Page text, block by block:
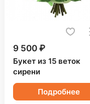
9 500 ₽
Букет из 15 веток
сирени
Подробнее